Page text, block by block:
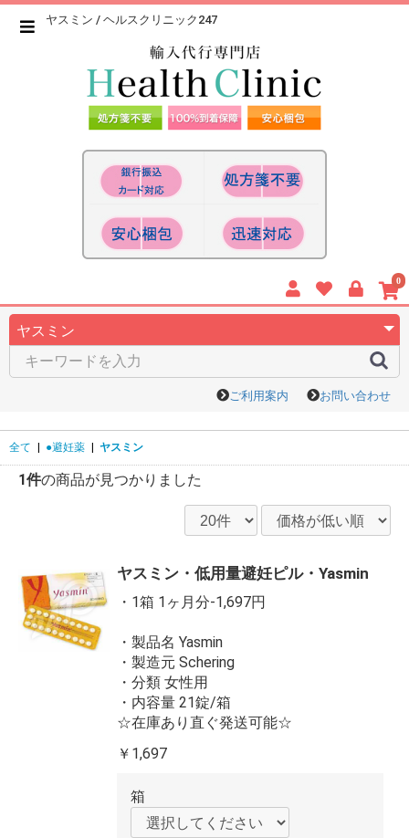
ヤスミン / ヘルスクリニック247
0
ご利用案内 お問い合わせ
全て ●避妊薬 ヤスミン
1件の商品が見つかりました
ヤスミン・低用量避妊ピル・Yasmin
・1箱 1ヶ月分-1,697円
・製品名 Yasmin
・製造元 Schering
・分類 女性用
・内容量 21錠/箱
☆在庫あり直ぐ発送可能☆
￥1,697
箱